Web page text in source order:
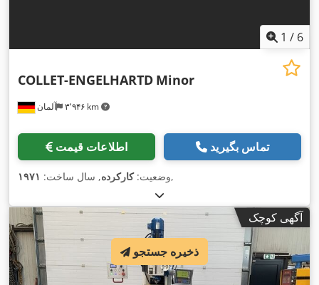
1 / 6
آلمان ۳٬۹۴۶ km
COLLET-ENGELHARTD Minor
اطلاعات قیمت تماس بگیرید
وضعیت:کارکرده, سال ساخت: ۱۹۷۱ ,
آگهی کوچک
ذخیره جستجو